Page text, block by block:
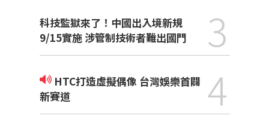
科技監獄來了！中國出入境新規
9/15實施 涉管制技術者難出國門
3
新賽道
4